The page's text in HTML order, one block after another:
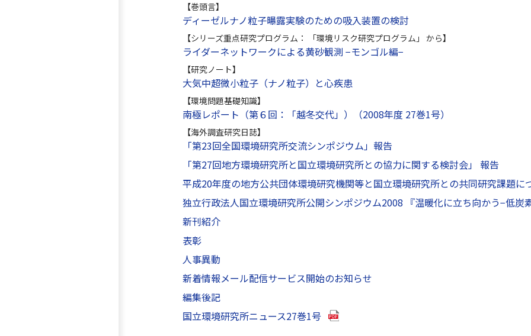
【巻頭言】
ディーゼルナノ粒子曝露実験のための吸入装置の検討
【シリーズ重点研究プログラム： 「環境リスク研究プログラム」 から】
ライダーネットワークによる黄砂観測 −モンゴル編−
【研究ノート】
大気中超微小粒子（ナノ粒子）と心疾患
【環境問題基礎知識】
南極レポート（第６回：「越冬交代」）（2008年度 27巻1号）
【海外調査研究日誌】
「第23回全国環境研究所交流シンポジウム」報告
「第27回地方環境研究所と国立環境研究所との協力に関する検討会」 報告
平成20年度の地方公共団体環境研究機関等と国立環境研究所との共同研究課題に
独立行政法人国立環境研究所公開シンポジウム2008 『温暖化に立ち向かう−低炭
新刊紹介
表彰
人事異動
新着情報メール配信サービス開始のお知らせ
編集後記
国立環境研究所ニュース27巻1号（別ウインドウで開きます）